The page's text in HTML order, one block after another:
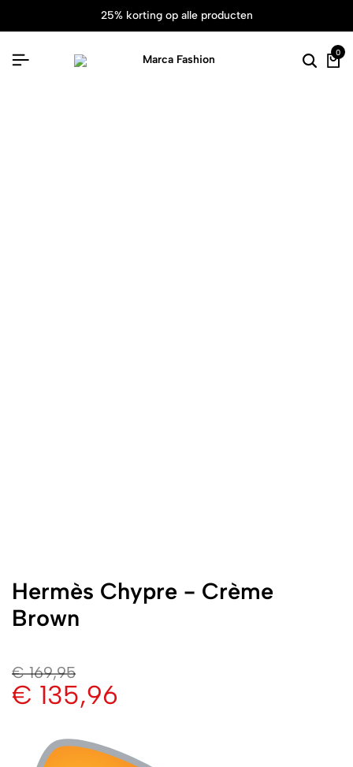
25% korting op alle producten
0
Hermès Chypre - Crème
Brown
€169,95
€ 135,96